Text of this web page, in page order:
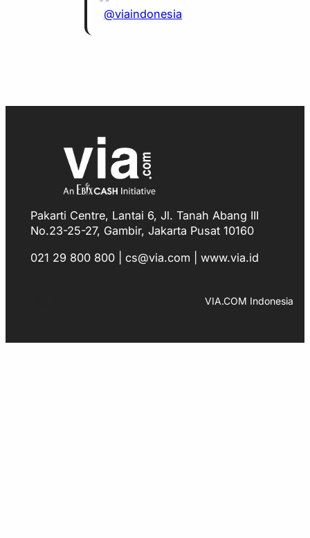
@viaindonesia
Pakarti Centre, Lantai 6, Jl. Tanah Abang III
No.23-25-27, Gambir, Jakarta Pusat 10160
021 29 800 800 | cs@via.com | www.via.id
VIA.COM Indonesia